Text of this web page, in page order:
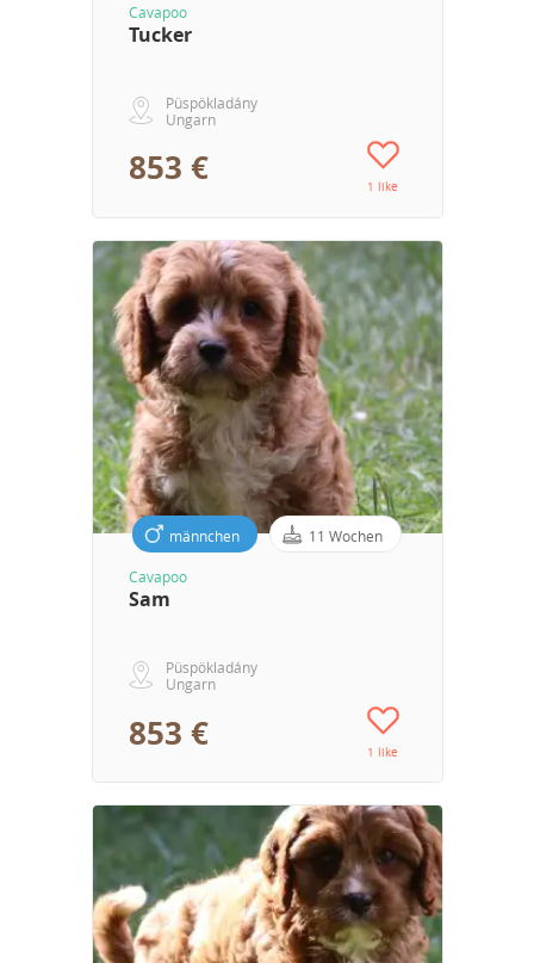
Cavapoo
Tucker
Püspökladány
Ungarn
853 € 1 like
männchen 11 Wochen
Cavapoo
Sam
Püspökladány
Ungarn
853 € 1 like